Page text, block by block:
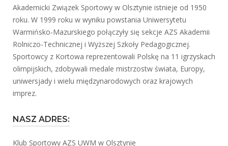
Akademicki Związek Sportowy w Olsztynie istnieje od 1950
roku. W 1999 roku w wyniku powstania Uniwersytetu
Warmińsko-Mazurskiego połączyły się sekcje AZS Akademii
Rolniczo-Technicznej i Wyższej Szkoły Pedagogicznej.
Sportowcy z Kortowa reprezentowali Polskę na 11 igrzyskach
olimpijskich, zdobywali medale mistrzostw świata, Europy,
uniwersjady i wielu międzynarodowych oraz krajowych
imprez.
NASZ ADRES:
Klub Sportowy AZS UWM w Olsztynie